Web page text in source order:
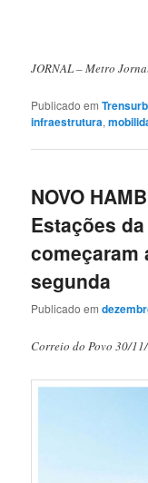
JORNAL – Metro
Publicado em
infraestrutura,
NOVO
Estações
começaram
segunda
Publicado em
Correio do Povo 30/